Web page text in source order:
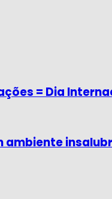
= Dia
ambiente